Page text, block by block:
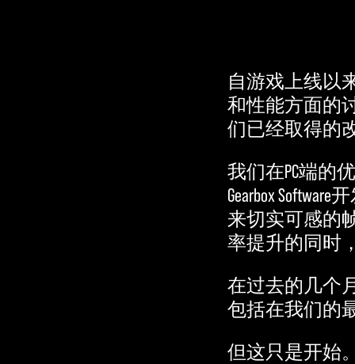
& Play
点击播
放，即意
味着你同
意YouTube
的隐私政
策以及将
数据传输
至 Google
服务器。
自游戏上线以
和性能方面的
们已经取得的
我们在PC端的
Gearbox
来切实可感的
率提升的同时
在过去的几个
包括在我们的
但这只是开始